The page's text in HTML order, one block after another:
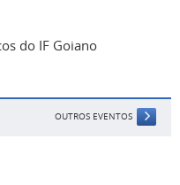
do IF Goiano
OUTROS EVENTOS